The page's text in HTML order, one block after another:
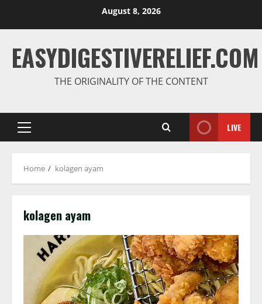
August 8, 2026
EASYDIGESTIVERELIEF.COM
THE ORIGINALITY OF THE CONTENT
LIVE
Home kolagen ayam
kolagen ayam